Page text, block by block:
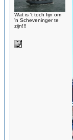
Wat is 't toch fijn om
'n Scheveninger te
zijn!!!